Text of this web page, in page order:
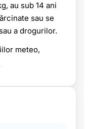
au sub 14 ani
sau se
a drogurilor.
meteo,